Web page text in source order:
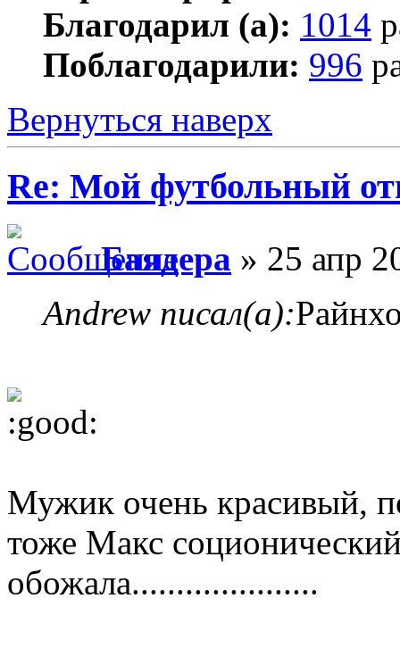
Благодарил (а): 1014
Поблагодарили: 996
Вернуться наверх
Re: Мой футбольный
Баядера » 25 апр
Andrew писал(а):
Мужик очень красивый,
тоже Макс
обожала.....................